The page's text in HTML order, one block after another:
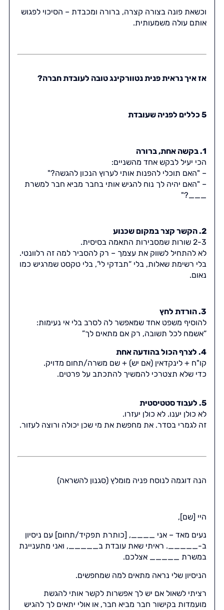
וכשאת פונה בצורה קצרה, ברורה ומכבדת – הסיכוי לפגוש
אותם עולה משמעותית.
אז איך נראית פנית נטוורקינג טובה לעובדת חברה?
5 כללים לפניה שעובדת
1. בקשה אחת, ברורה
הכי יעיל לבקש אחד מהשניים:
– "האם תוכלי להפנות אותי לערוץ הנכון להגשה?"
– "האם יהיה לך נוח להגיש אותי בחבר מביא חבר למשרת
___?"
2. הקשר קצר במקום שכנוע
2-3 שורות שמסבירות התאמה בסיסית.
לא להתחיל לשווק את עצמך – רק להסביר למה זה רלוונטי.
בלי רשימת שאלות, בלי “תבדקי לי”, בלי טקסט שמרגיש כמו
נאום.
3. הורדת לחץ
להוסיף משפט אחד שמאפשר לה לסרב בלי אי נעימות:
“אשמח לכל תשובה, רק אם מתאים לך”
4. לצרף הכול בהודעה אחת
קו"ח + לינקדאין (אם יש) + שם משרה/תחום מדויק.
כדי שלא תצטרכי להמשיך להתכתב על פרטים.
5. לעבוד סטטיסטית
לא כולן יענו. לא כולן יעזרו.
זה לגמרי בסדר. את מחפשת את מי שכן יכולה ורוצה לעזור.
הנה דוגמה לנוסח פניה מומלץ (סגנון להשראה)
היי [שם],
נעים מאד – אני ____, [כותרת תפקיד/תחום] עם ניסיון
ב-_____. ראיתי שאת עובדת ב_____, ואני מתעניינת
במשרת _____ אצלכם.
הניסיון שלי נראה מתאים למה שמחפשים.
רציתי לשאול אם יש לך אפשרות לקשר אותי להגשת
מועמדות בקישור חבר מביא חבר, או אולי יתאים לך להגיש